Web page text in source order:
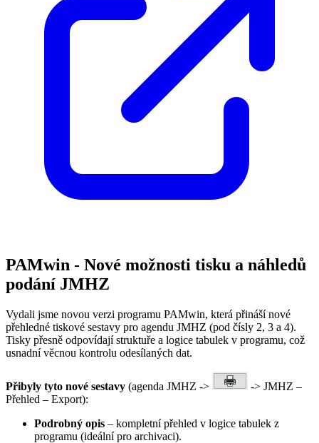
PAMwin - Nové možnosti tisku a náhledů
podání JMHZ
Vydali jsme novou verzi programu PAMwin, která přináší nové
přehledné tiskové sestavy pro agendu JMHZ (pod čísly 2, 3 a 4).
Tisky přesně odpovídají struktuře a logice tabulek v programu, což
usnadní věcnou kontrolu odesílaných dat.
Přibyly tyto nové sestavy (agenda JMHZ ->
-> JMHZ –
Přehled – Export):
Podrobný opis – kompletní přehled v logice tabulek z
programu (ideální pro archivaci).